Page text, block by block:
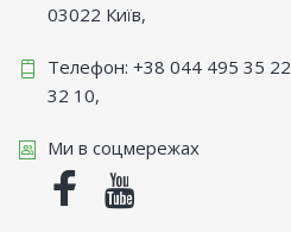
03022 Київ,
Телефон: +38 044 495 35 22
32 10,
Ми в соцмережах
Facebook